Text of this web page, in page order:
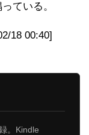
ている。
18 00:40]
。Kindle